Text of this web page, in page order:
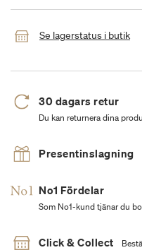
Se lagerstatus i butik
30 dagars retur
Du kan returnera dina
Presentinslagning
No1 Fördelar
Som No1-kund tjänar du
Click & Collect